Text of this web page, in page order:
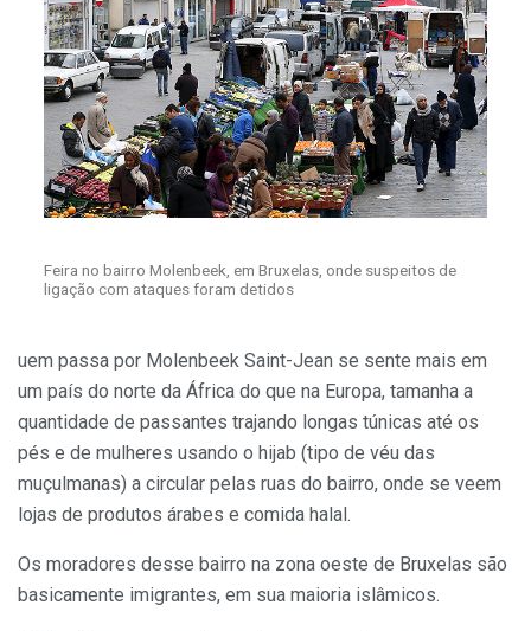
Feira no bairro Molenbeek, em Bruxelas, onde suspeitos de
ligação com ataques foram detidos
uem passa por Molenbeek Saint-Jean se sente mais em
um país do norte da África do que na Europa, tamanha a
quantidade de passantes trajando longas túnicas até os
pés e de mulheres usando o hijab (tipo de véu das
muçulmanas) a circular pelas ruas do bairro, onde se veem
lojas de produtos árabes e comida halal.
Os moradores desse bairro na zona oeste de Bruxelas são
basicamente imigrantes, em sua maioria islâmicos.